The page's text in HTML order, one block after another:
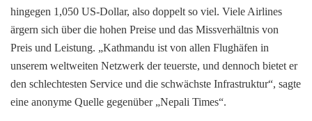
hingegen 1,050 US-Dollar, also doppelt so viel. Viele Airlines
ärgern sich über die hohen Preise und das Missverhältnis von
Preis und Leistung. „Kathmandu ist von allen Flughäfen in
unserem weltweiten Netzwerk der teuerste, und dennoch bietet er
den schlechtesten Service und die schwächste Infrastruktur“, sagte
eine anonyme Quelle gegenüber „Nepali Times“.